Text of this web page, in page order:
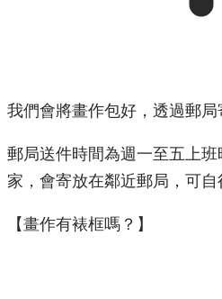
我們會將畫作包好，透過郵局
郵局送件時間為週一至五上
家，會寄放在鄰近郵局，可自
【畫作有裱框嗎？】